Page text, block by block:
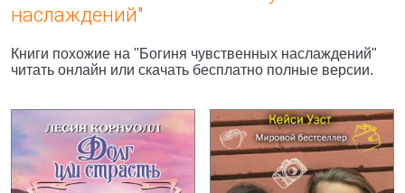
наслаждений"
Книги похожие на "Богиня чувственных наслаждений"
читать онлайн или скачать бесплатно полные версии.